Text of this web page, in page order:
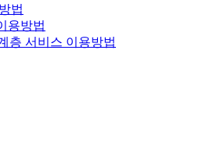
법
용방법
층 서비스 이용방법